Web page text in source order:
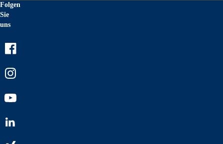
Folgen
Sie
uns
Youtube